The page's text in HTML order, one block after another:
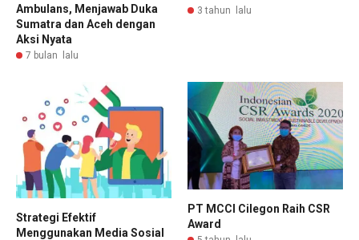
Ambulans, Menjawab Duka
Sumatra dan Aceh dengan
Aksi Nyata
7 bulan lalu
3 tahun lalu
Strategi Efektif
Menggunakan Media Sosial
PT MCCI Cilegon Raih CSR
Award